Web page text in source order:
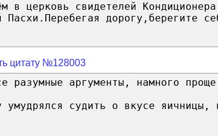
в церковь свидетелей
Пасхи.Перебегая дорогу,берегите
цитату №128003
разумные аргументы, намного
умудрялся судить о вкусе яичницы,